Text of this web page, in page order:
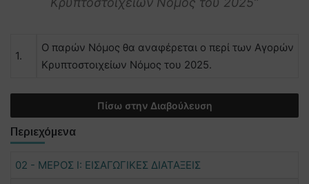
1.
Ο παρών Νόμος θα αναφέρεται ο περί των Αγορών
Κρυπτοστοιχείων Νόμος του 2025.
Πίσω στην Διαβούλευση
Περιεχόμενα
02 - ΜΕΡΟΣ Ι: ΕΙΣΑΓΩΓΙΚΕΣ ΔΙΑΤΑΞΕΙΣ